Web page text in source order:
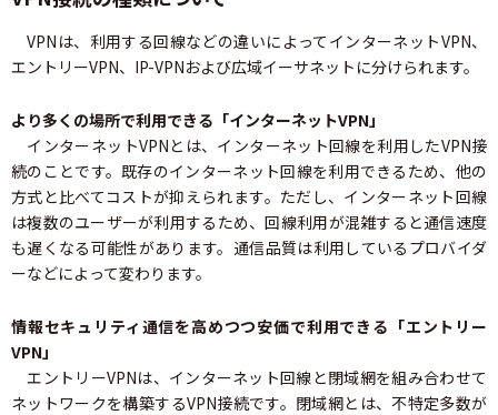
VPNは、利用する回線などの違いによってインターネットVPN、
エントリーVPN、IP-VPNおよび広域イーサネットに分けられます。
より多くの場所で利用できる「インターネットVPN」
インターネットVPNとは、インターネット回線を利用したVPN接
続のことです。既存のインターネット回線を利用できるため、他の
方式と比べてコストが抑えられます。ただし、インターネット回線
は複数のユーザーが利用するため、回線利用が混雑すると通信速度
も遅くなる可能性があります。通信品質は利用しているプロバイダ
ーなどによって変わります。
情報セキュリティ通信を高めつつ安価で利用できる「エントリー
VPN」
エントリーVPNは、インターネット回線と閉域網を組み合わせて
ネットワークを構築するVPN接続です。閉域網とは、不特定多数が